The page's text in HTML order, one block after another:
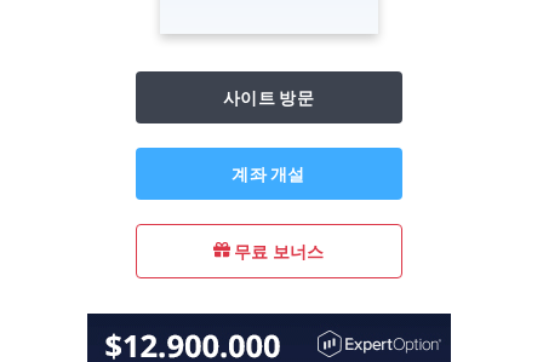
사이트 방문
계좌 개설
무료 보너스